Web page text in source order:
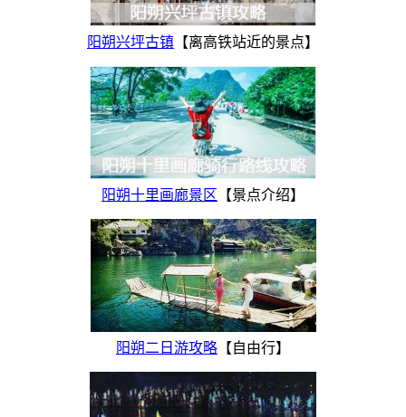
阳朔兴坪古镇 【离高铁站近的景点】
阳朔十里画廊景区 【景点介绍】
阳朔二日游攻略 【自由行】